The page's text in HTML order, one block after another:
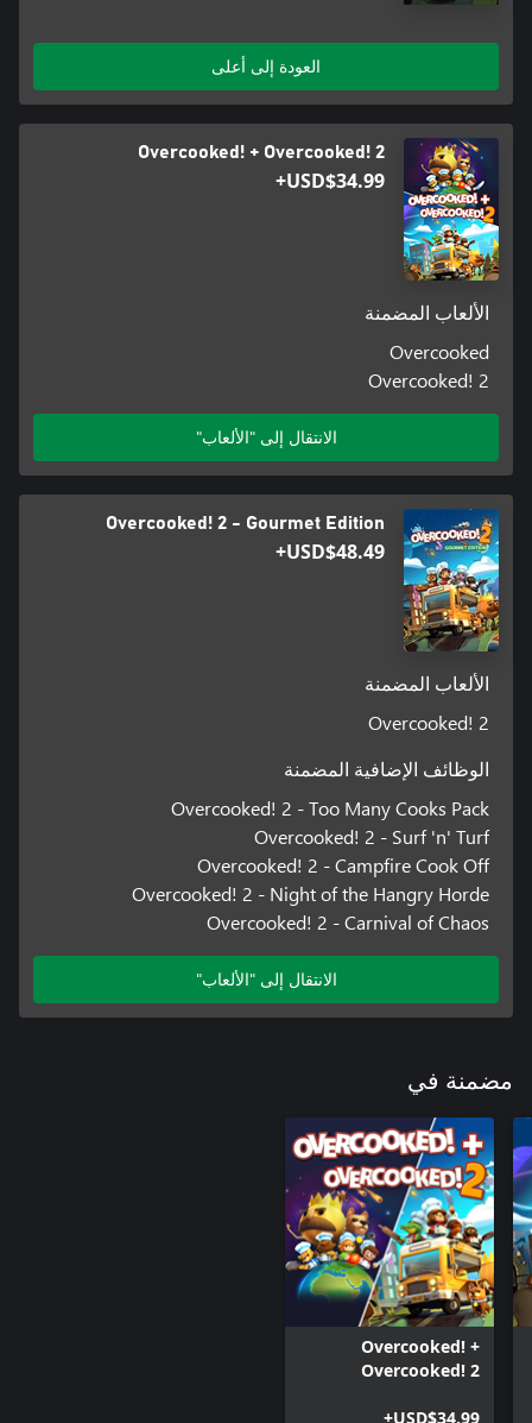
العودة إلى أعلى
Overcooked! + Overcooked! 2
USD$34.99+
الألعاب المضمنة
Overcooked
Overcooked! 2
الانتقال إلى "الألعاب"
Overcooked! 2 - Gourmet Edition
USD$48.49+
الألعاب المضمنة
Overcooked! 2
الوظائف الإضافية المضمنة
Overcooked! 2 - Too Many Cooks Pack
Overcooked! 2 - Surf 'n' Turf
Overcooked! 2 - Campfire Cook Off
Overcooked! 2 - Night of the Hangry Horde
Overcooked! 2 - Carnival of Chaos
الانتقال إلى "الألعاب"
مضمنة في
Overcooked! +
Overcooked! 2
USD$34.99+